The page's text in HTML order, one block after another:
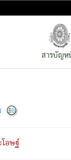
สารบัญห
อษฐ์
งโรค (ความเสียดแท
ป็นจริง) โดยประกา
งอื่น (จากที่มันเป็น
ขากลัวต่อสิ่งใดสิ่งนั้นเป็